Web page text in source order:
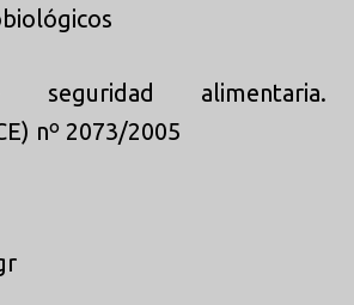
alimentaria.
nº 2073/2005